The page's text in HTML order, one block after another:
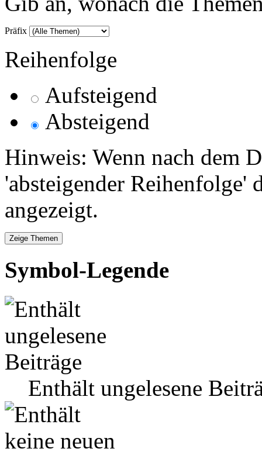
Präfix
Reihenfolge
Aufsteigend
Absteigend
Hinweis: Wenn nach dem
'absteigender Reihenfolge'
angezeigt.
Symbol-Legende
Enthält ungelesene